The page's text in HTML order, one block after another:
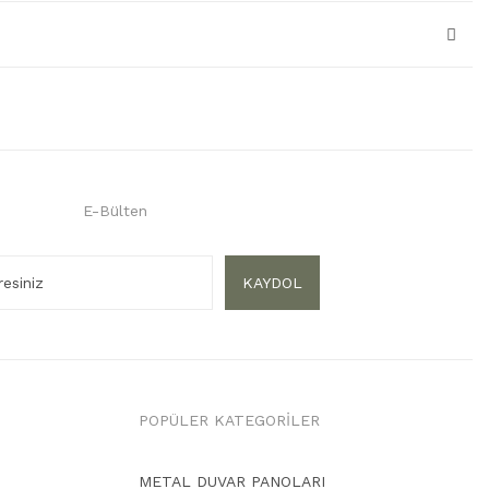
E-Bülten
KAYDOL
POPÜLER KATEGORİLER
METAL DUVAR PANOLARI